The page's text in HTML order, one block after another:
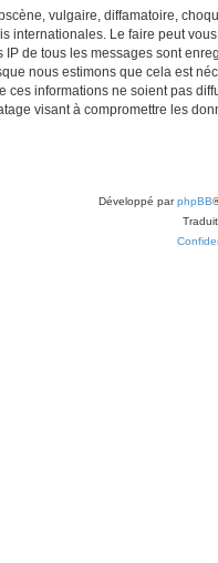
vulgaire, diffamatoire,
internationales. Le faire peut
de tous les messages sont
nous estimons que cela est
informations ne soient pas
visant à compromettre les
Développé parphpBB